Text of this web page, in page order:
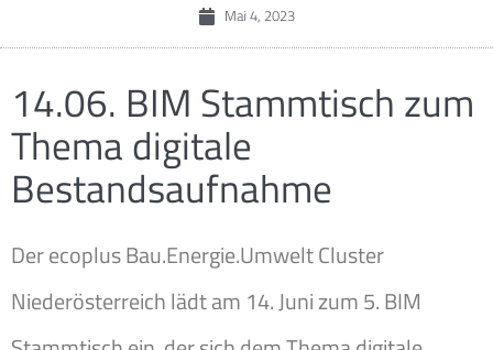
Mai 4, 2023
14.06. BIM Stammtisch zum
Thema digitale
Bestandsaufnahme
Der ecoplus Bau.Energie.Umwelt Cluster
Niederösterreich lädt am 14. Juni zum 5. BIM